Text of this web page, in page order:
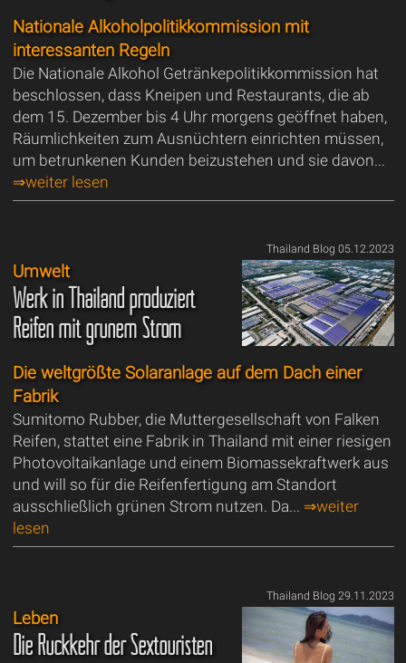
Nationale Alkoholpolitikkommission mit
interessanten Regeln
Die Nationale Alkohol Getränkepolitikkommission hat
beschlossen, dass Kneipen und Restaurants, die ab
dem 15. Dezember bis 4 Uhr morgens geöffnet haben,
Räumlichkeiten zum Ausnüchtern einrichten müssen,
um betrunkenen Kunden beizustehen und sie davon...
⇒weiter lesen
Thailand Blog 05.12.2023
Umwelt
Werk in Thailand produziert
Reifen mit grünem Strom
Die weltgrößte Solaranlage auf dem Dach einer
Fabrik
Sumitomo Rubber, die Muttergesellschaft von Falken
Reifen, stattet eine Fabrik in Thailand mit einer riesigen
Photovoltaikanlage und einem Biomassekraftwerk aus
und will so für die Reifenfertigung am Standort
ausschließlich grünen Strom nutzen. Da... ⇒weiter
lesen
Thailand Blog 29.11.2023
Leben
Die Rückkehr der Sextouristen